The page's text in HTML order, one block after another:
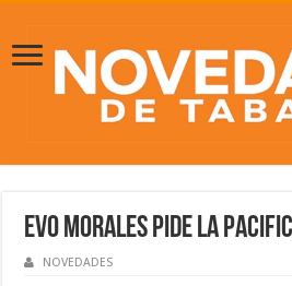
Evo Morales pide la
NOVEDADES